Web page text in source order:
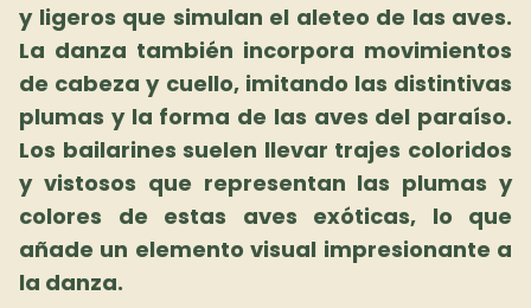
y ligeros que simulan el aleteo de las aves.
La danza también incorpora movimientos
de cabeza y cuello, imitando las distintivas
plumas y la forma de las aves del paraíso.
Los bailarines suelen llevar trajes coloridos
y vistosos que representan las plumas y
colores de estas aves exóticas, lo que
añade un elemento visual impresionante a
la danza.